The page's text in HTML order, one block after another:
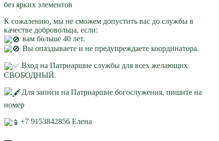
без ярких элементов
К сожалению, мы не сможем допустить вас до службы в
качестве добровольца, если:
вам больше 40 лет.
Вы опаздываете и не предупреждаете координатора.
Вход на Патриаршие службы для всех желающих
СВОБОДНЫЙ
Для записи на Патриаршие богослужения, пишите на
номер
+7 9153842856 Елена